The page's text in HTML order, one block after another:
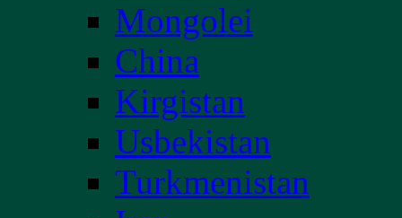
Mongolei
China
Kirgistan
Usbekistan
Turkmenistan